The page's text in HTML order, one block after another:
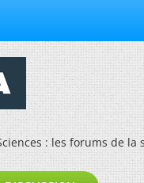
: les forums de la